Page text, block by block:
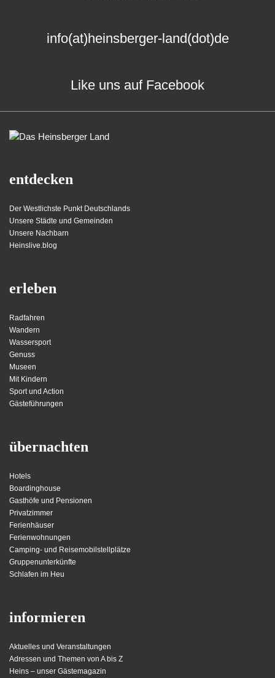
info(at)heinsberger-land(dot)de
Like uns auf Facebook
entdecken
Der Westlichste Punkt Deutschlands
Unsere Städte und Gemeinden
Unsere Nachbarn
Heinslive.blog
erleben
Radfahren
Wandern
Wassersport
Genuss
Museen
Mit Kindern
Sport und Action
Gästeführungen
übernachten
Hotels
Boardinghouse
Gasthöfe und Pensionen
Privatzimmer
Ferienhäuser
Ferienwohnungen
Camping- und Reisemobilstellplätze
Gruppenunterkünfte
Schlafen im Heu
informieren
Aktuelles und Veranstaltungen
Adressen und Themen von A bis Z
Heins – unser Gästemagazin